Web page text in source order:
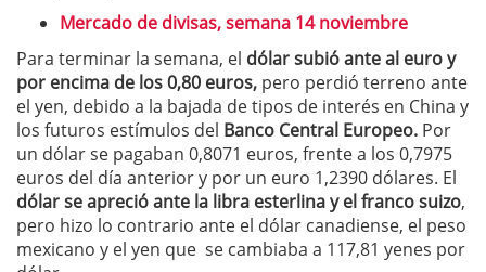
Mercado de divisas, semana 14 noviembre
Para terminar la semana, el dólar subió ante al euro y
por encima de los 0,80 euros, pero perdió terreno ante
el yen, debido a la bajada de tipos de interés en China y
los futuros estímulos del Banco Central Europeo. Por
un dólar se pagaban 0,8071 euros, frente a los 0,7975
euros del día anterior y por un euro 1,2390 dólares. El
dólar se apreció ante la libra esterlina y el franco suizo,
pero hizo lo contrario ante el dólar canadiense, el peso
mexicano y el yen que se cambiaba a 117,81 yenes por